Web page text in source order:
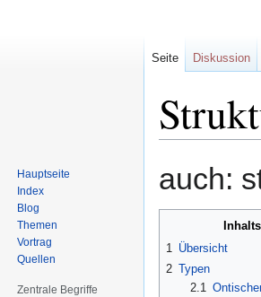
Navigation
Suche
auch:
1 Übersicht
2 Typen
2.1
Seite Diskussion
Hauptseite
Index
Blog
Themen
Vortrag
Quellen
Zentrale Begriffe